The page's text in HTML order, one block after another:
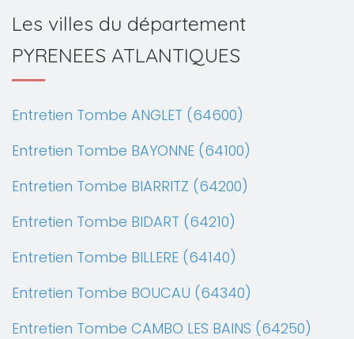
Les villes du département
PYRENEES ATLANTIQUES
Entretien Tombe ANGLET (64600)
Entretien Tombe BAYONNE (64100)
Entretien Tombe BIARRITZ (64200)
Entretien Tombe BIDART (64210)
Entretien Tombe BILLERE (64140)
Entretien Tombe BOUCAU (64340)
Entretien Tombe CAMBO LES BAINS (64250)